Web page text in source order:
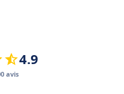
4.9
avis